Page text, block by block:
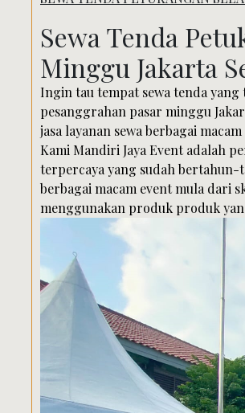
Sewa Tenda
Minggu Jakarta
Ingin tau tempat sewa tenda
pesanggrahan pasar minggu
jasa layanan sewa berbagai
Kami Mandiri Jaya Event adalah
terpercaya yang sudah bertahun-
berbagai macam event mula dari
menggunakan produk produk